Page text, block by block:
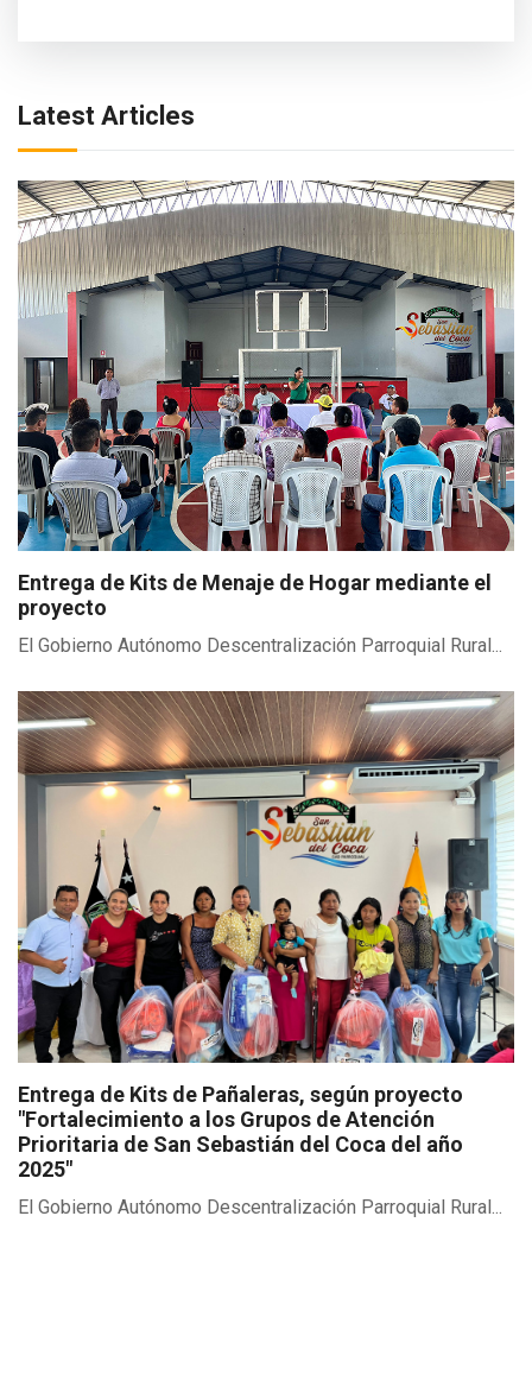
Latest Articles
Entrega de Kits de Menaje de Hogar mediante el
proyecto
El Gobierno Autónomo Descentralización Parroquial Rural...
Entrega de Kits de Pañaleras, según proyecto
"Fortalecimiento a los Grupos de Atención
Prioritaria de San Sebastián del Coca del año
2025"
El Gobierno Autónomo Descentralización Parroquial Rural...